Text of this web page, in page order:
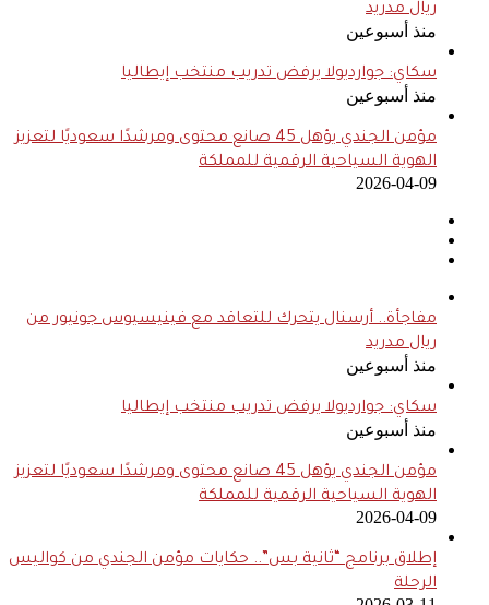
ريال مدريد
منذ أسبوعين
سكاي: جوارديولا يرفض تدريب منتخب إيطاليا
منذ أسبوعين
مؤمن الجندي يؤهل 45 صانع محتوى ومرشدًا سعوديًا لتعزيز
الهوية السياحية الرقمية للمملكة
2026-04-09
مفاجأة.. أرسنال يتحرك للتعاقد مع فينيسيوس جونيور من
ريال مدريد
منذ أسبوعين
سكاي: جوارديولا يرفض تدريب منتخب إيطاليا
منذ أسبوعين
مؤمن الجندي يؤهل 45 صانع محتوى ومرشدًا سعوديًا لتعزيز
الهوية السياحية الرقمية للمملكة
2026-04-09
إطلاق برنامج “ثانية بس”.. حكايات مؤمن الجندي من كواليس
الرحلة